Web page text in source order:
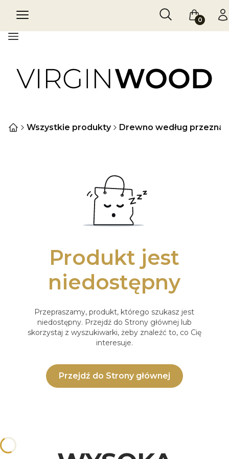
Menu Otwórz
Szukaj Koszyk
Menu
Wszystkie produkty Drewno według
Produkt jest
niedostępny
Przepraszamy, produkt, którego szukasz jest
niedostępny. Przejdź do Strony głównej lub
skorzystaj z wyszukiwarki, żeby znaleźć to, co Cię
interesuje.
Przejdź do Strony głównej